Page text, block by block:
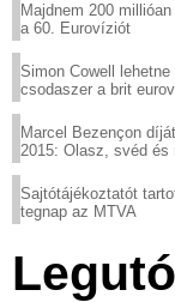
Majdnem 200
a 60. Eurovíziót
Simon Cowell lehetne
csodaszer a brit
Marcel Bezençon
2015: Olasz, svéd és
Sajtótájékoztatót
tegnap az MTVA